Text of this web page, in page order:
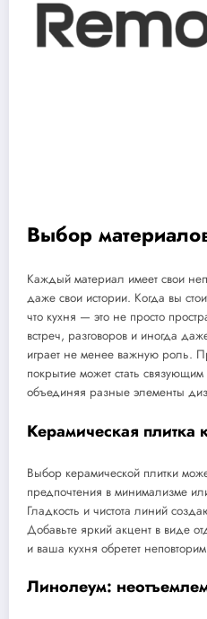
Выбор
Каждый материал имеет свои
даже свои истории. Когда вы
что кухня — это не просто
встреч, разговоров и иногда
играет не менее важную роль.
покрытие может стать
объединяя разные элементы
Керамическая плитка
Выбор керамической плитки
предпочтения в минимализме
Гладкость и чистота линий
Добавьте яркий акцент в виде
и ваша кухня обретет
Линолеум: